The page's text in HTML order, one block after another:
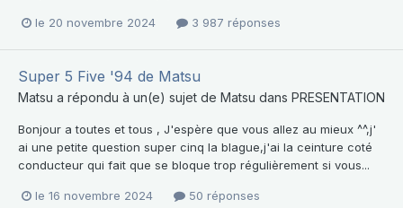
le 20 novembre 2024 3 987 réponses
Super 5 Five '94 de Matsu
Matsu a répondu à un(e) sujet de Matsu dans PRESENTATION
Bonjour a toutes et tous , J'espère que vous allez au mieux ^^,j'
ai une petite question super cinq la blague,j'ai la ceinture coté
conducteur qui fait que se bloque trop régulièrement si vous...
le 16 novembre 2024 50 réponses